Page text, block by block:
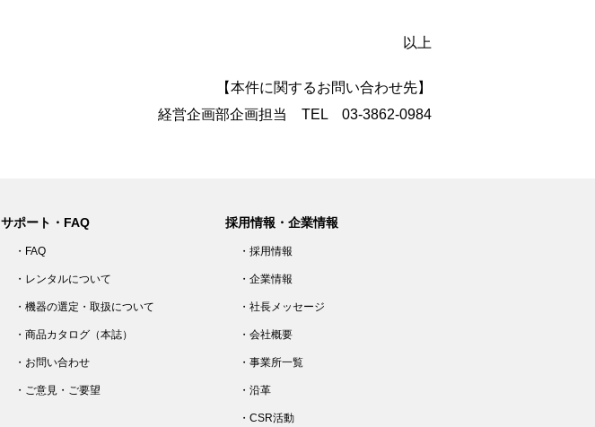
以上
【本件に関するお問い合わせ先】
経営企画部企画担当 TEL 03-3862-0984
サポート・FAQ
・FAQ
・レンタルについて
・機器の選定・取扱について
・商品カタログ（本誌）
・お問い合わせ
・ご意見・ご要望
採用情報・企業情報
・採用情報
・企業情報
・社長メッセージ
・会社概要
・事業所一覧
・沿革
・CSR活動